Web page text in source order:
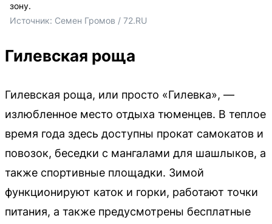
зону.
Источник: Семен Громов / 72.RU
Гилевская роща
Гилевская роща, или просто «Гилевка», —
излюбленное место отдыха тюменцев. В теплое
время года здесь доступны прокат самокатов и
повозок, беседки с мангалами для шашлыков, а
также спортивные площадки. Зимой
функционируют каток и горки, работают точки
питания, а также предусмотрены бесплатные